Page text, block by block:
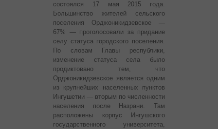
состоялся 17 мая 2015 года.
Большинство жителей сельского
поселения Орджоникидзевское —
67% — проголосовали за придание
селу статуса городского поселения.
По словам Главы республики,
изменение статуса села было
продиктовано тем, что
Орджоникидзевское является одним
из крупнейших населенных пунктов
Ингушетии — вторым по численности
населения после Назрани. Там
расположены корпус Ингушского
государственного университета,